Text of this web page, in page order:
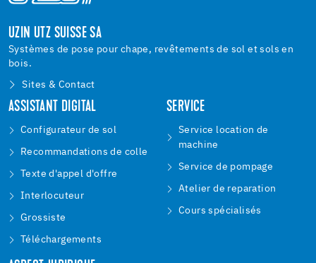
UZIN UTZ SUISSE SA
Systèmes de pose pour chape, revêtements de sol et sols en
bois.
Sites & Contact
ASSISTANT DIGITAL
Configurateur de sol
Recommandations de colle
Texte d'appel d'offre
Interlocuteur
Grossiste
Téléchargements
SERVICE
Service location de
machine
Service de pompage
Atelier de reparation
Cours spécialisés